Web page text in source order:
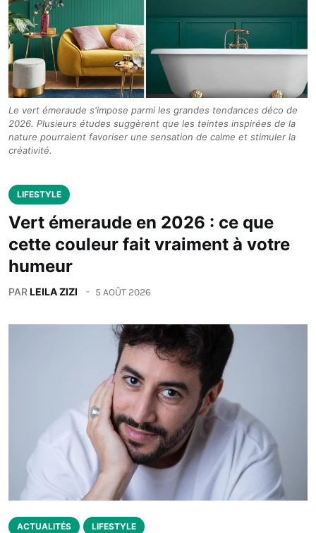
Le vert émeraude s'impose parmi les grandes tendances déco de
2026. Plusieurs études suggèrent que les teintes inspirées de la
nature pourraient favoriser une sensation de calme et stimuler la
créativité.
LIFESTYLE
Vert émeraude en 2026 : ce que
cette couleur fait vraiment à votre
humeur
PARLEILA ZIZI 5 AOÛT 2026
ACTUALITÉS LIFESTYLE